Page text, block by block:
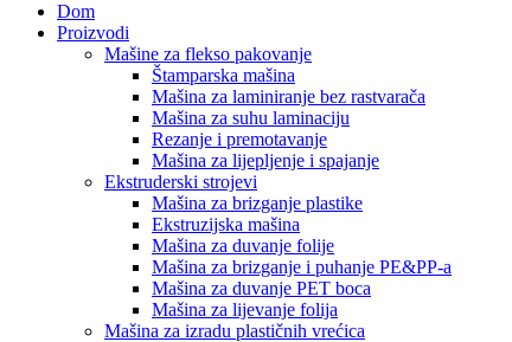
Dom
Proizvodi
Mašine za flekso pakovanje
Štamparska mašina
Mašina za laminiranje bez rastvarača
Mašina za suhu laminaciju
Rezanje i premotavanje
Mašina za lijepljenje i spajanje
Ekstruderski strojevi
Mašina za brizganje plastike
Ekstruzijska mašina
Mašina za duvanje folije
Mašina za brizganje i puhanje PE&PP-a
Mašina za duvanje PET boca
Mašina za lijevanje folija
Mašina za izradu plastičnih vrećica